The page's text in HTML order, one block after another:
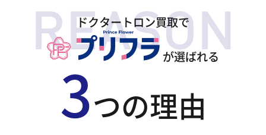
ドクタートロン買取で
が選ばれる
3つの理由